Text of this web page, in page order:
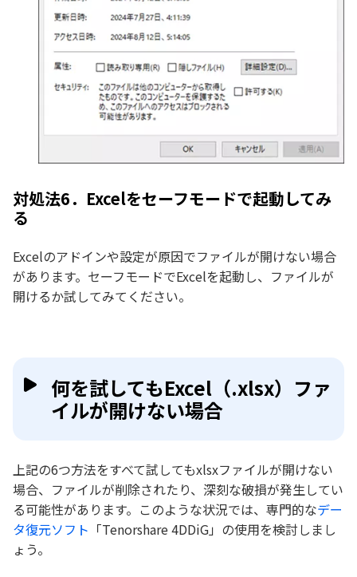
対処法6．Excelをセーフモードで起動してみ
る
Excelのアドインや設定が原因でファイルが開けない場合
があります。セーフモードでExcelを起動し、ファイルが
開けるか試してみてください。
何を試してもExcel（.xlsx）ファ
イルが開けない場合
上記の6つ方法をすべて試してもxlsxファイルが開けない
場合、ファイルが削除されたり、深刻な破損が発生してい
る可能性があります。このような状況では、専門的なデー
タ復元ソフト 「Tenorshare 4DDiG」の使用を検討しまし
ょう。